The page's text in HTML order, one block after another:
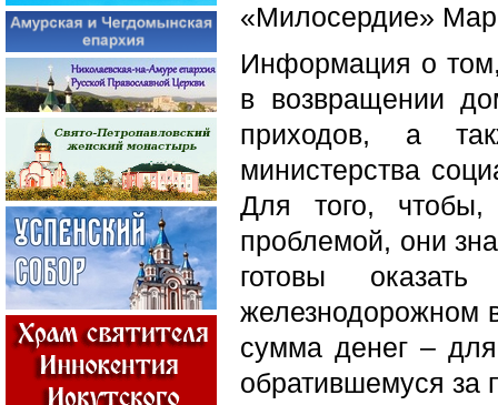
«Милосердие»
Информация о
в возвращении
приходов, а
министерства
Для того,
проблемой, они
готовы
железнодорожном
сумма денег –
обратившемуся за